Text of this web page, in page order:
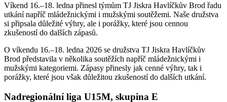
Víkend 16.–18. ledna přinesl týmům TJ Jiskra Havlíčkův Brod řadu
utkání napříč mládežnickými i mužskými soutěžemi. Naše družstva
si připsala důležité výhry, ale i porážky, které jsou cennou
zkušeností do dalších zápasů.
O víkendu 16.–18. ledna 2026 se družstva TJ Jiskra Havlíčkův
Brod představila v několika soutěžích napříč mládežnickými i
mužskými kategoriemi. Zápasy přinesly jak cenné výhry, tak i
porážky, které jsou však důležitou zkušeností do dalších utkání.
Nadregionální liga U15M, skupina E